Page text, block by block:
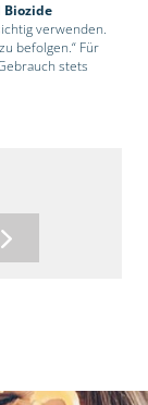
verwenden.
befolgen.“ Für
stets